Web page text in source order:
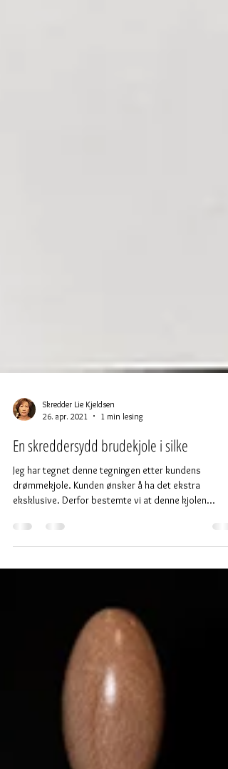
Skredder Lie Kjeldsen
26. apr. 2021
1 min lesing
En skreddersydd brudekjole i silke
Jeg har tegnet denne tegningen etter kundens
eksklusive. Derfor bestemte vi at denne kjolen...